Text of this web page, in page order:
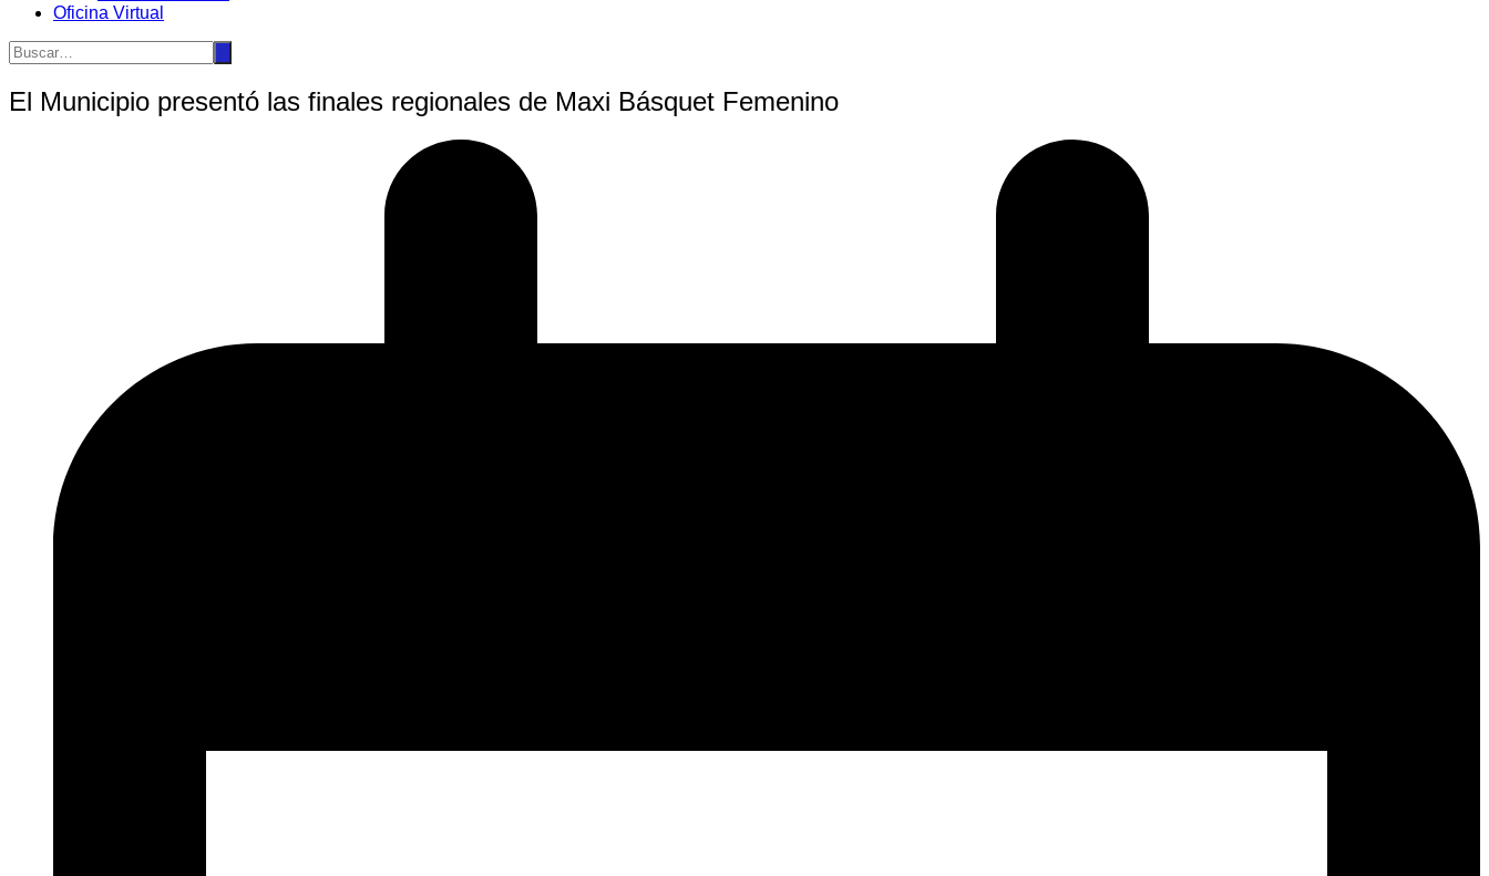
Oficina Virtual
El Municipio presentó las finales regionales de Maxi Básquet Femenino